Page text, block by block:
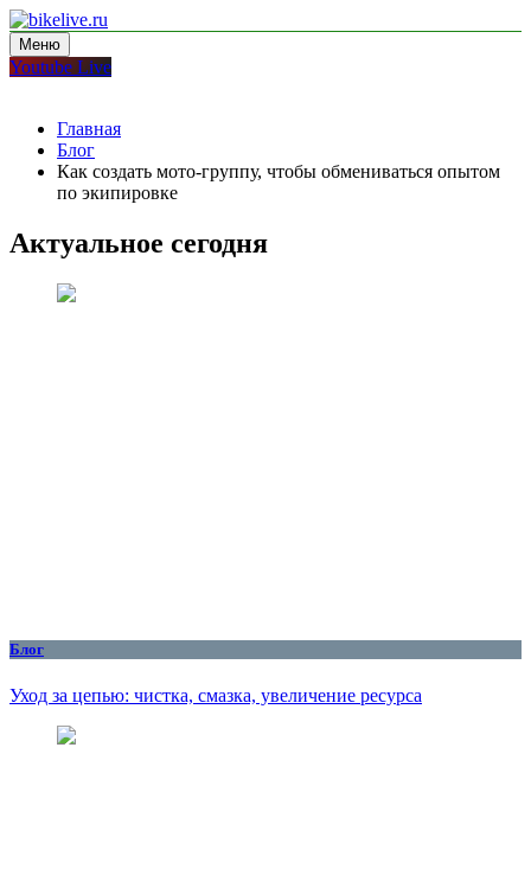
Перейти
к
содержимому
bikelive.ru
блог про мотоциклы
Меню
Youtube Live
Главная
Блог
Как создать мото-группу, чтобы обмениваться опытом
по экипировке
Актуальное сегодня
Блог
Уход за цепью: чистка, смазка, увеличение ресурса